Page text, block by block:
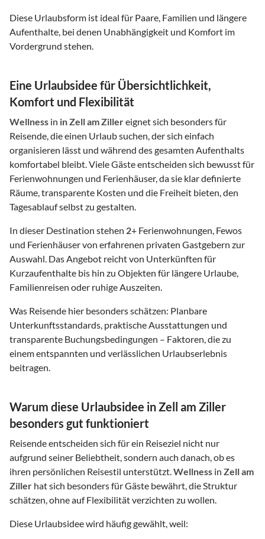
Diese Urlaubsform ist ideal für Paare, Familien und längere
Aufenthalte, bei denen Unabhängigkeit und Komfort im
Vordergrund stehen.
Eine Urlaubsidee für Übersichtlichkeit,
Komfort und Flexibilität
Wellness in in Zell am Zillereignet sich besonders für
Reisende, die einen Urlaub suchen, der sich einfach
organisieren lässt und während des gesamten Aufenthalts
komfortabel bleibt. Viele Gäste entscheiden sich bewusst für
Ferienwohnungen und Ferienhäuser, da sie klar definierte
Räume, transparente Kosten und die Freiheit bieten, den
Tagesablauf selbst zu gestalten.
In dieser Destination stehen 2+ Ferienwohnungen, Fewos
und Ferienhäuser von erfahrenen privaten Gastgebern zur
Auswahl. Das Angebot reicht von Unterkünften für
Kurzaufenthalte bis hin zu Objekten für längere Urlaube,
Familienreisen oder ruhige Auszeiten.
Was Reisende hier besonders schätzen: Planbare
Unterkunftsstandards, praktische Ausstattungen und
transparente Buchungsbedingungen – Faktoren, die zu
einem entspannten und verlässlichen Urlaubserlebnis
beitragen.
Warum diese Urlaubsidee in Zell am Ziller
besonders gut funktioniert
Reisende entscheiden sich für ein Reiseziel nicht nur
aufgrund seiner Beliebtheit, sondern auch danach, ob es
ihren persönlichen Reisestil unterstützt. Wellness in Zell am
Ziller hat sich besonders für Gäste bewährt, die Struktur
schätzen, ohne auf Flexibilität verzichten zu wollen.
Diese Urlaubsidee wird häufig gewählt, weil: